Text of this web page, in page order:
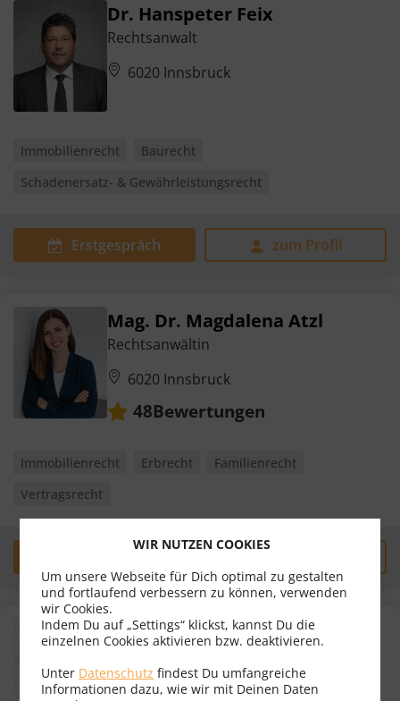
Dr. Hanspeter Feix
Rechtsanwalt
6020 Innsbruck
Immobilienrecht
Baurecht
Schadenersatz- & Gewährleistungsrecht
Erstgespräch zum Profil
Mag. Dr. Magdalena Atzl
Rechtsanwältin
6020 Innsbruck
48Bewertungen
Immobilienrecht Erbrecht
Familienrecht
Vertragsrecht
Mag. Patrick Zeller
6020 Innsbruck
WIR NUTZEN COOKIES
Um unsere Webseite für Dich optimal zu gestalten
und fortlaufend verbessern zu können, verwenden
wir Cookies.
Indem Du auf „Settings“ klickst, kannst Du die
einzelnen Cookies aktivieren bzw. deaktivieren.
Unter Datenschutz findest Du umfangreiche
Informationen dazu, wie wir mit Deinen Daten